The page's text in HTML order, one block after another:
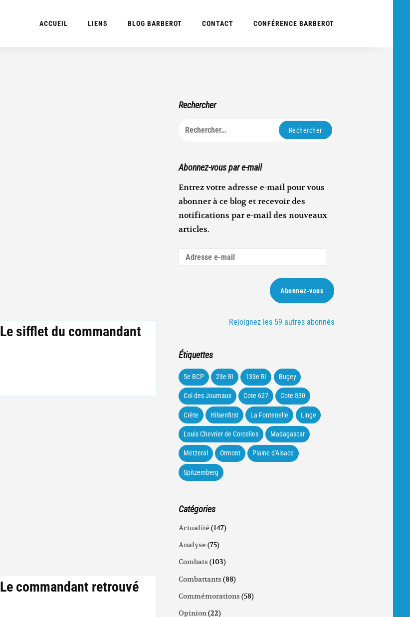
ACCUEIL LIENS BLOG BARBEROT CONTACT CONFÉRENCE BARBEROT
Le sifflet du commandant
Le commandant retrouvé
Rechercher
Rechercher :
Abonnez-vous par e-mail
Entrez votre adresse e-mail pour vous
abonner à ce blog et recevoir des
notifications par e-mail des nouveaux
articles.
Adresse
Abonnez-vous
Rejoignez les 59 autres abonnés
Étiquettes
5e BCP 23e RI 133e RI Bugey
Col des Journaux Cote 627 Cote 830
Crète Hilsenfirst La Fontenelle Linge
Louis Chevrier de Corcelles Madagascar
Metzeral Ormont Plaine d'Alsace
Spitzemberg
Catégories
Actualité (147)
Analyse (75)
Combats (103)
Combattants (88)
Commémorations (58)
Opinion(22)